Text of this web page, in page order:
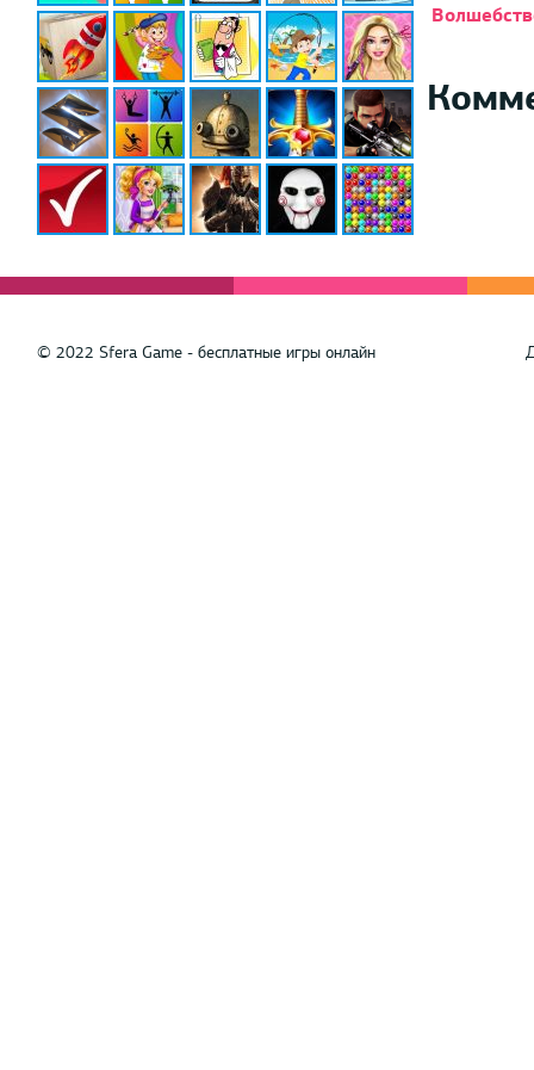
© 2022 Sfera Game - бесплатные игры онлайн